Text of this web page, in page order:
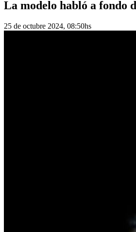
La modelo habló a fondo
25 de octubre 2024, 08:50hs